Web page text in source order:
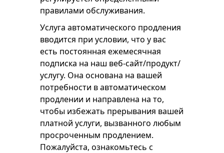
правилами обслуживания.
Услуга автоматического продления
вводится при условии, что у вас
есть постоянная ежемесячная
подписка на наш веб-сайт/продукт/
услугу. Она основана на вашей
потребности в автоматическом
продлении и направлена ​​на то,
чтобы избежать прерывания вашей
платной услуги, вызванного любым
просроченным продлением.
Пожалуйста, ознакомьтесь с